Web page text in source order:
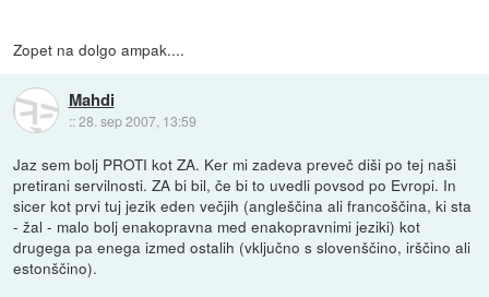
Zopet na dolgo ampak....
Mahdi
::28. sep 2007, 13:59
Jaz sem bolj PROTI kot ZA. Ker mi zadeva preveč diši po tej naši
pretirani servilnosti. ZA bi bil, če bi to uvedli povsod po Evropi. In
sicer kot prvi tuj jezik eden večjih (angleščina ali francoščina, ki sta
- žal - malo bolj enakopravna med enakopravnimi jeziki) kot
drugega pa enega izmed ostalih (vključno s slovenščino, irščino ali
estonščino).